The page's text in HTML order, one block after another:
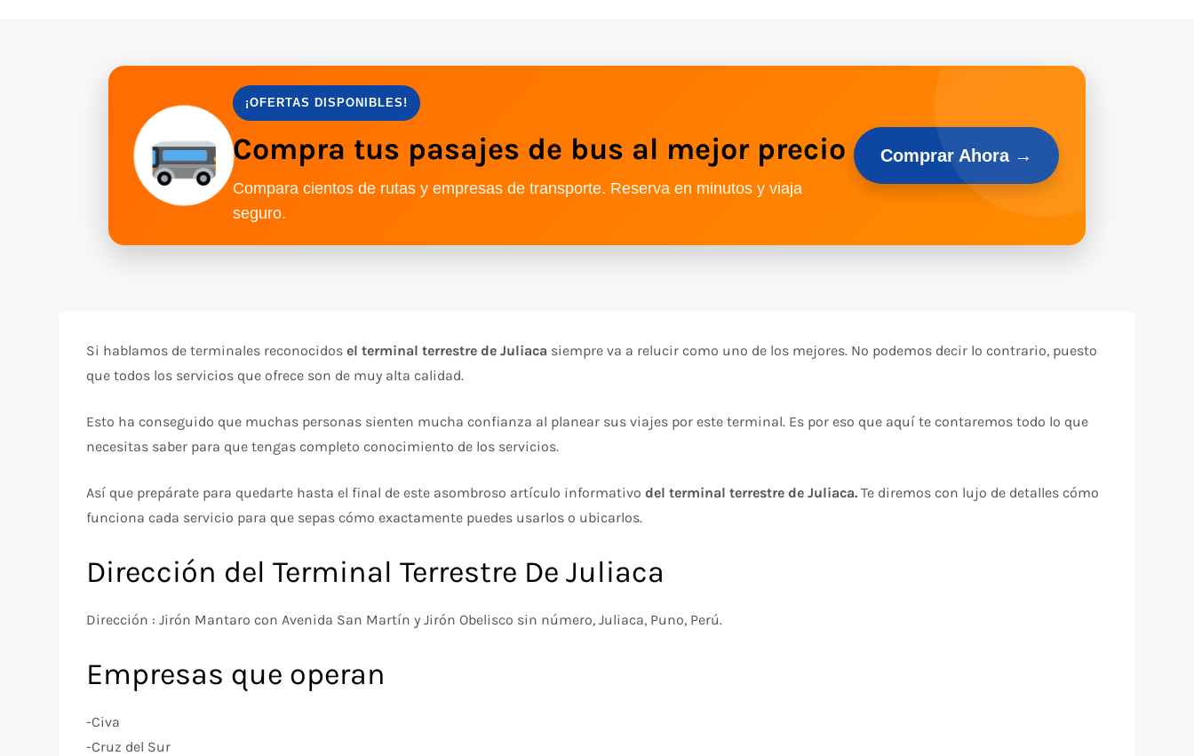
¡OFERTAS DISPONIBLES!
Compra tus pasajes de bus al mejor precio
Compara cientos de rutas y empresas de transporte. Reserva en minutos y viaja
seguro.
Comprar Ahora →
Si hablamos de terminales reconocidosel terminal terrestre de Juliaca siempre va a relucir como uno de los mejores. No podemos decir lo contrario, puesto
que todos los servicios que ofrece son de muy alta calidad.
Esto ha conseguido que muchas personas sienten mucha confianza al planear sus viajes por este terminal. Es por eso que aquí te contaremos todo lo que
necesitas saber para que tengas completo conocimiento de los servicios.
Así que prepárate para quedarte hasta el final de este asombroso artículo informativodel terminal terrestre de Juliaca. Te diremos con lujo de detalles cómo
funciona cada servicio para que sepas cómo exactamente puedes usarlos o ubicarlos.
Dirección del Terminal Terrestre De Juliaca
Dirección : Jirón Mantaro con Avenida San Martín y Jirón Obelisco sin número, Juliaca, Puno, Perú.
Empresas que operan
-Civa
-Cruz del Sur